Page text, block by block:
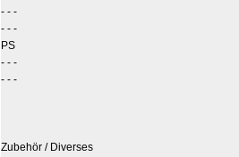
- - -
- - -
PS
- - -
- - -
Zubehör / Diverses